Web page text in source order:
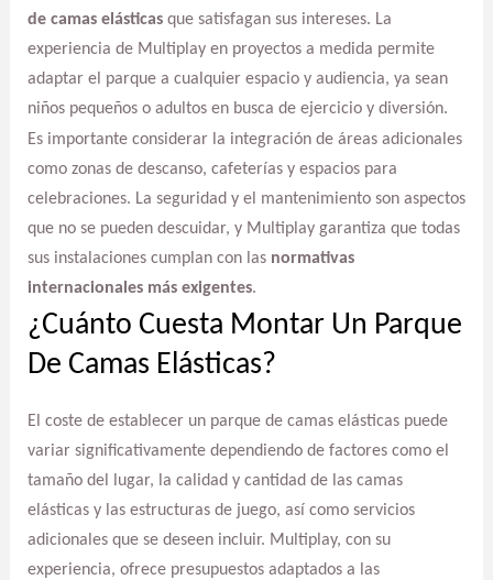
de camas elásticasque satisfagan sus intereses. La
experiencia de Multiplay en proyectos a medida permite
adaptar el parque a cualquier espacio y audiencia, ya sean
niños pequeños o adultos en busca de ejercicio y diversión.
Es importante considerar la integración de áreas adicionales
como zonas de descanso, cafeterías y espacios para
celebraciones. La seguridad y el mantenimiento son aspectos
que no se pueden descuidar, y Multiplay garantiza que todas
sus instalaciones cumplan con las normativas
internacionales más exigentes.
¿Cuánto Cuesta Montar Un Parque
De Camas Elásticas?
El coste de establecer un parque de camas elásticas puede
variar significativamente dependiendo de factores como el
tamaño del lugar, la calidad y cantidad de las camas
elásticas y las estructuras de juego, así como servicios
adicionales que se deseen incluir. Multiplay, con su
experiencia, ofrece presupuestos adaptados a las